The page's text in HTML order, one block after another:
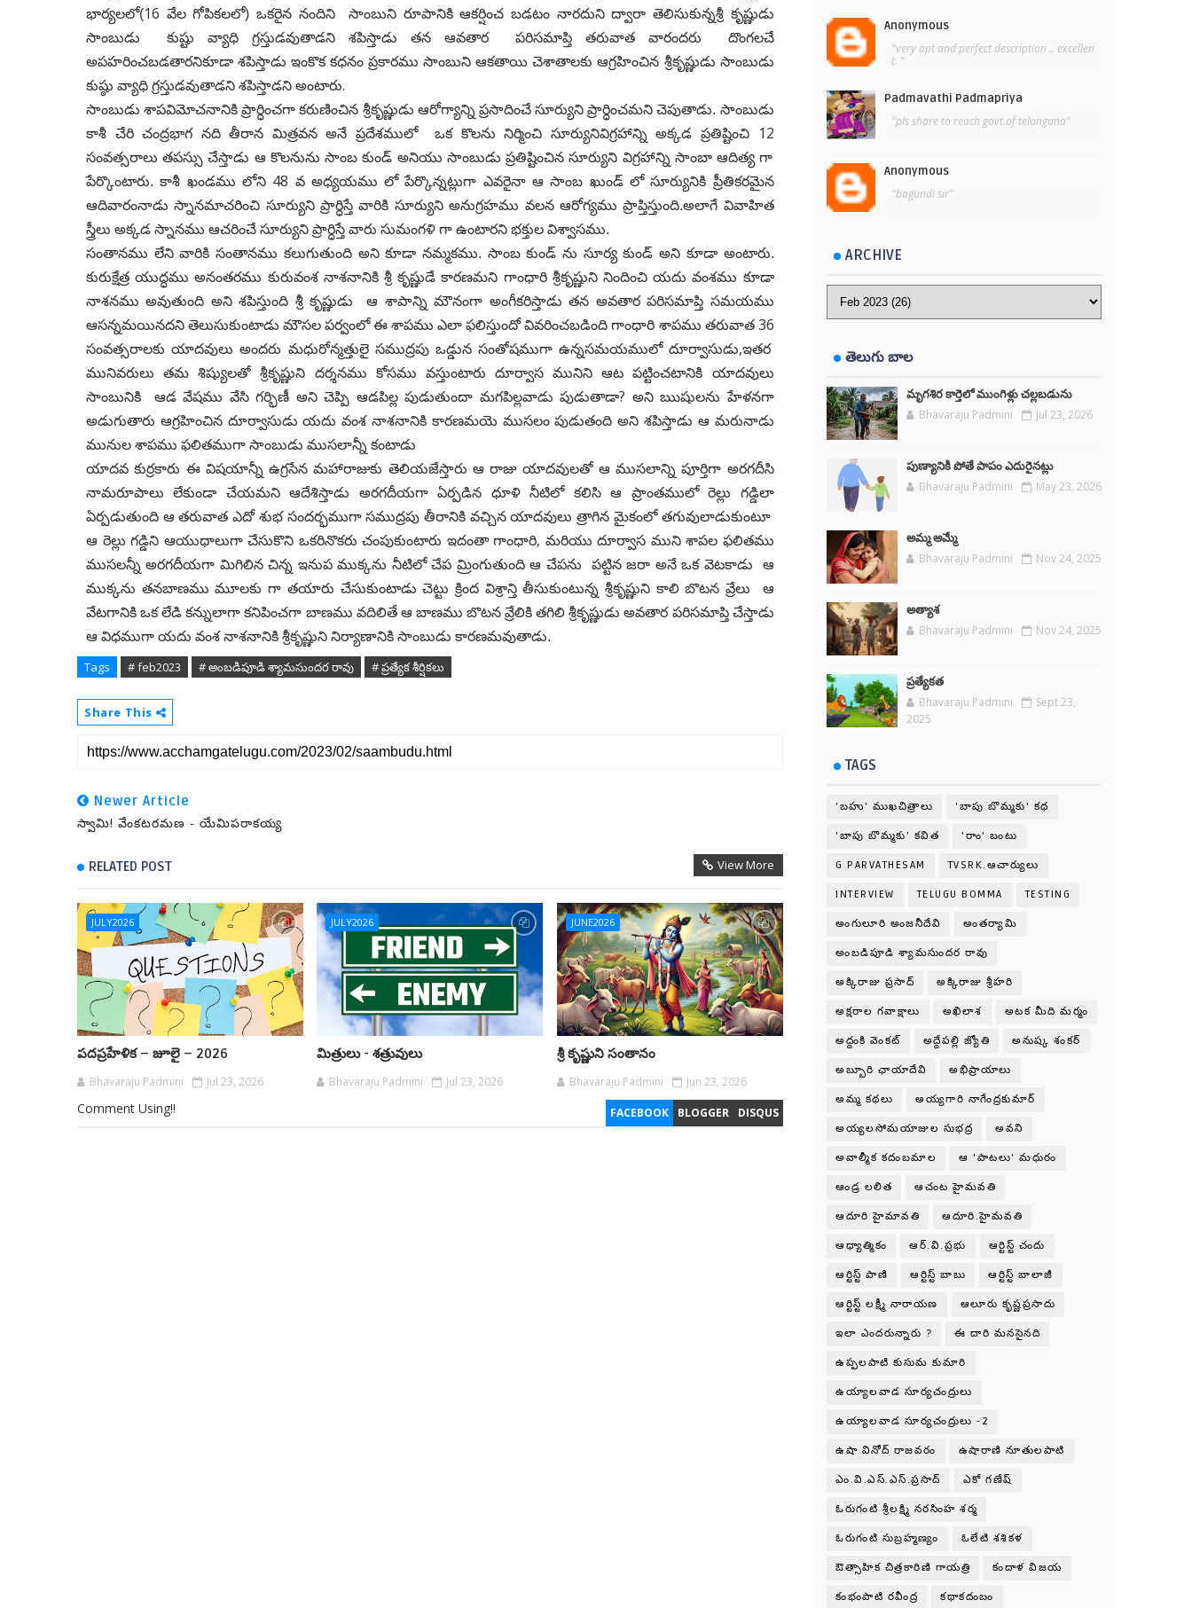
భార్యలలో(16 వేల గోపికలలో) ఒకరైన నందిని సాంబుని రూపానికి ఆకర్షించ బడటం నారదుని ద్వారా తెలిసుకున్నశ్రీ కృష్ణుడు
సాంబుడు కుష్టు వ్యాధి గ్రస్తుడవుతాడని
శపిస్తాడు తన ఆవతార పరిసమాప్తి తరువాత వారందరు దొంగలచే
అపహరించబడతారనికూడా శపిస్తాడు ఇంకొక కధనం ప్రకారము సాంబుని ఆకతాయి చెశాతాలకు ఆగ్రహించిన శ్రీకృష్ణుడు సాంబుడు
కుష్ఠు వ్యాధి గ్రస్తుడవుతాడని శపిస్తాడని అంటారు.
సాంబుడు శాపవిమోచనానికి ప్రార్ధించగా కరుణించిన శ్రీకృష్ణుడు ఆరోగ్యాన్ని ప్రసాదించే సూర్యుని ప్రార్ధించమని చెపుతాడు. సాంబుడు
కాశీ చేరి చంద్రభాగ నది తీరాన మిత్రవన అనే ప్రదేశములో ఒక కొలను నిర్మించి సూర్యునివిగ్రహాన్ని అక్కడ ప్రతిష్టించి 12
సంవత్సరాలు తపస్సు చేస్తాడు ఆ కొలనును సాంబ కుండ్ అనియు సాంబుడు ప్రతిష్టించిన సూర్యుని విగ్రహాన్ని సాంబా ఆదిత్య గా
పేర్కొంటారు. కాశీ ఖండము లోని 48 వ అధ్యయము లో పేర్కొన్నట్లుగా ఎవరైనా ఆ సాంబ ఖుండ్ లో సూర్యునికి ప్రీతికరమైన
ఆదివారంనాడు స్నానమాచరించి సూర్యుని ప్రార్ధిస్తే వారికి సూర్యుని అనుగ్రహము వలన ఆరోగ్యము ప్రాప్తిస్తుంది.అలాగే వివాహిత
స్త్రీలు అక్కడ స్నానము ఆచరించే సూర్యుని ప్రార్ధిస్తే వారు సుమంగళి గా ఉంటారని భక్తుల విశ్వాసము.
సంతానము లేని వారికి సంతానము కలుగుతుంది అని కూడా నమ్మకము. సాంబ కుండ్ ను సూర్య కుండ్ అని కూడా అంటారు.
కురుక్షేత్ర యుద్ధము అనంతరము కురువంశ నాశనానికి శ్రీ కృష్ణుడే కారణమని గాంధారి శ్రీకృష్ణుని నిందించి యదు వంశము కూడా
నాశనము అవుతుంది అని శపిస్తుంది శ్రీ కృష్ణుడు ఆ శాపాన్ని మౌనంగా అంగీకరిస్తాడు తన అవతార పరిసమాప్తి సమయము
ఆసన్నమయినదని తెలుసుకుంటాడు మౌసల పర్వంలో ఈ శాపము ఎలా ఫలిస్తుందో వివరించబడింది గాంధారి శాపము తరువాత 36
సంవత్సరాలకు యాదవులు అందరు మధురోన్మత్తులై సముద్రపు ఒడ్డున సంతోషముగా ఉన్నసమయములో దూర్వాసుడు,ఇతర
మునివరులు తమ శిష్యులతో శ్రీకృష్ణుని దర్శనము కోసము
వస్తుంటారు దూర్వాస మునిని ఆట పట్టించటానికి యాదవులు
సాంబునికి ఆడ వేషము వేసి గర్భిణీ అని చెప్పి ఆడపిల్ల పుడుతుందా మగపిల్లవాడు పుడుతాడా? అని ఋషులను హేళనగా
అడుగుతారు ఆగ్రహించిన దూర్వాసుడు యదు వంశ నాశనానికి కారణమయె ముసలం పుడుతంది అని శపిస్తాడు ఆ మరునాడు
మునుల శాపము ఫలితముగా సాంబుడు ముసలాన్నీ కంటాడు
యాదవ కుర్రకారు ఈ విషయాన్నీ ఉగ్రసేన మహారాజుకు తెలియజేస్తారు ఆ రాజు యాదవులతో ఆ ముసలాన్ని పూర్తిగా అరగదీసి
నామరూపాలు లేకుండా చేయమని
ఆదేశిస్తాడు అరగదీయగా ఏర్పడిన ధూళి నీటిలో కలిసి ఆ ప్రాంతములో రెల్లు
గడ్డిలా
ఏర్పడుతుంది ఆ తరువాత ఎదో శుభ సందర్భముగా సముద్రపు తీరానికి వచ్చిన యాదవులు త్రాగిన మైకంలో తగువులాడుకుంటూ
ఆ రెల్లు గడ్డిని ఆయుధాలుగా చేసుకొని ఒకరినొకరు చంపుకుంటారు ఇదంతా గాంధారి, మరియు దూర్వాస ముని శాపల ఫలితము
ముసలన్నీ అరగదీయగా మిగిలిన చిన్న ఇనుప ముక్కను నీటిలో చేప మ్రింగుతుంది ఆ చేపను పట్టిన జరా అనే ఒక వెటకాడు ఆ
ముక్కను తనబాణము మూలకు గా తయారు చేసుకుంటాడు చెట్టు క్రింద విశ్రాన్తి తీసుకుంటున్న శ్రీకృష్ణుని కాలి బొటన వ్రేలు ఆ
వేటగానికి ఒక లేడి కన్నులాగా కనిపించగా బాణము వదిలితే ఆ బాణము బొటన వ్రేలికి తగిలి శ్రీకృష్ణుడు అవతార పరిసమాప్తి చేస్తాడు
ఆ విధముగా యదు వంశ నాశనానికి శ్రీకృష్ణుని నిర్యాణానికి సాంబుడు కారణమవుతాడు.
Tags # feb2023 # అంబడిపూడి శ్యామసుందర రావు # ప్రత్యేక శీర్షికలు
Share This
Newer Article
స్వామి! వేంకటరమణ - యేమిపరాకయ్య
RELATED POST View More
JULY2026
పదప్రహేళిక – జూలై – 2026
Bhavaraju Padmini Jul 23, 2026
JULY2026
మిత్రులు - శత్రువులు
Bhavaraju Padmini Jul 23, 2026
JUNE2026
శ్రీ కృష్ణుని సంతానం
Bhavaraju Padmini Jun 23, 2026
FACEBOOK BLOGGER DISQUS
Comment Using!!
Anonymous
"very apt and perfect description .. excellen
t. "
Padmavathi Padmapriya
"pls share to reach govt.of telangana"
Anonymous
"bagundi sir"
ARCHIVE
తెలుగు బాల
మృగశిర కార్తెలో ముంగిళ్లు చల్లబడును
Bhavaraju Padmini Jul 23, 2026
పుణ్యానికి పోతే పాపం ఎదురైనట్లు
Bhavaraju Padmini May 23, 2026
అమ్మ అమ్మే
Bhavaraju Padmini Nov 24, 2025
అత్యాశ
Bhavaraju Padmini Nov 24, 2025
ప్రత్యేకత
Bhavaraju Padmini
Sept 23,
2025
TAGS
'బహు' ముఖచిత్రాలు 'బాపు బొమ్మకు' కధ
'బాపు బొమ్మకు' కవిత 'రాం' బంటు
G PARVATHESAM TVSRK.ఆచార్యులు
INTERVIEW TELUGU BOMMA TESTING
అంగులూరి అంజనీదేవి అంతర్యామి
అంబడిపూడి శ్యామసుందర రావు
అక్కిరాజు ప్రసాద్ అక్కిరాజు శ్రీహరి
అక్షరాల గవాక్షాలు అఖిలాశ అటక మీది మర్మం
అద్దంకి వెంకట్ అద్దేపల్లి జ్యోతి అనుష్క శంకర్
అబ్బూరి ఛాయాదేవి అభిప్రాయాలు
అమ్మ కథలు అయ్యగారి నాగేంద్రకుమార్
అయ్యలసోమయాజుల సుభద్ర అవని
అవాల్మీక కదంబమాల ఆ 'పాటలు' మధురం
ఆండ్ర లలిత ఆచంట హైమవతి
ఆదూరి హైమావతి ఆదూరి.హైమవతి
ఆధ్యాత్మికం ఆర్.వి.ప్రభు ఆర్టిస్ట్ చందు
ఆర్టిస్ట్ పాణి ఆర్టిస్ట్ బాబు ఆర్టిస్ట్ బాలాజీ
ఆర్టిస్ట్ లక్ష్మీ నారాయణ ఆలూరు కృష్ణప్రసాదు
ఇలా ఎందరున్నారు ? ఈ దారి మనసైనది
ఉప్పలపాటి కుసుమ కుమారి
ఉయ్యాలవాడ సూర్యచంద్రులు
ఉయ్యాలవాడ సూర్యచంద్రులు -2
ఉషా వినోద్ రాజవరం ఉషారాణి నూతులపాటి
ఎం.వి.ఎస్.ఎస్.ప్రసాద్ ఎకో గణేష్
ఓరుగంటి శ్రీలక్ష్మి నరసింహ శర్మ
ఓరుగంటి సుబ్రహ్మణ్యం ఓలేటి శశికళ
ఔత్సాహిక చిత్రకారిణి గాయత్రి కందాళ విజయ
కంభంపాటి రవీంద్ర కథాకదంబం